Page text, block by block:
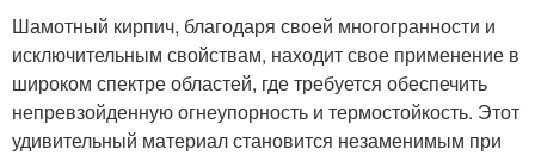
Шамотный кирпич, благодаря своей многогранности и
исключительным свойствам, находит свое применение в
широком спектре областей, где требуется обеспечить
непревзойденную огнеупорность и термостойкость. Этот
удивительный материал становится незаменимым при